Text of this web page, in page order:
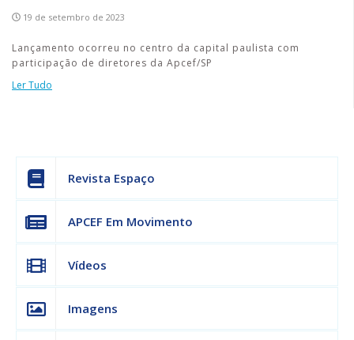
19 de setembro de 2023
Lançamento ocorreu no centro da capital paulista com
participação de diretores da Apcef/SP
Ler Tudo
Revista Espaço
APCEF Em Movimento
Vídeos
Imagens